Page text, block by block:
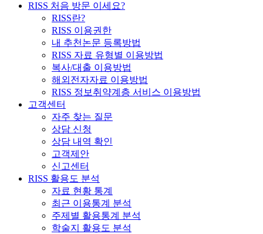
RISS 처음 방문 이세요?
RISS란?
RISS 이용권한
내 추천논문 등록방법
RISS 자료 유형별 이용방법
복사/대출 이용방법
해외전자자료 이용방법
RISS 정보취약계층 서비스 이용방법
고객센터
자주 찾는 질문
상담 신청
상담 내역 확인
고객제안
신고센터
RISS 활용도 분석
자료 현황 통계
최근 이용통계 분석
주제별 활용통계 분석
학술지 활용도 분석